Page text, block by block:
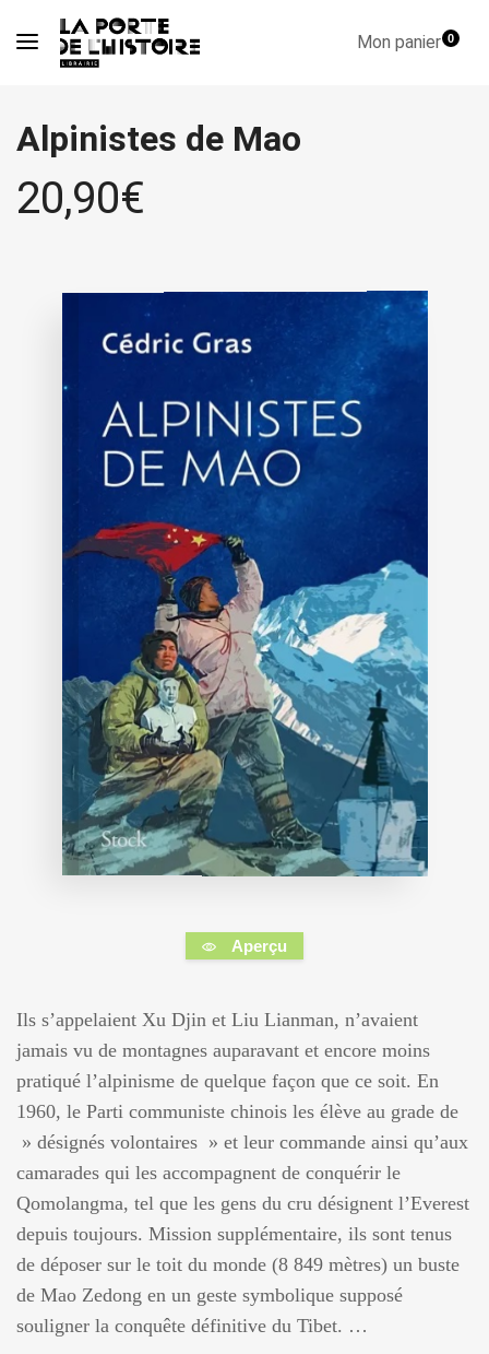
Mon panier0
Alpinistes de Mao
20,90€
Aperçu
Ils s’appelaient Xu Djin et Liu Lianman, n’avaient
jamais vu de montagnes auparavant et encore moins
pratiqué l’alpinisme de quelque façon que ce soit. En
1960, le Parti communiste chinois les élève au grade de
» désignés volontaires » et leur commande ainsi qu’aux
camarades qui les accompagnent de conquérir le
Qomolangma, tel que les gens du cru désignent l’Everest
depuis toujours. Mission supplémentaire, ils sont tenus
de déposer sur le toit du monde (8 849 mètres) un buste
de Mao Zedong en un geste symbolique supposé
souligner la conquête définitive du Tibet. …